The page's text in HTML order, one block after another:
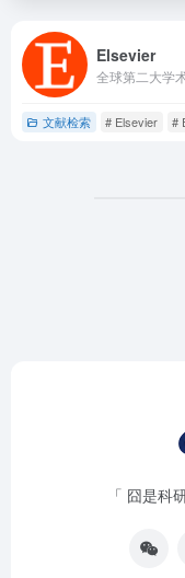
Elsevier
文献检索 # Elsevier #
「 囧是科